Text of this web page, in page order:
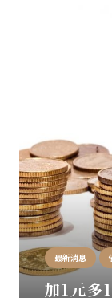
最新消息
加1元多